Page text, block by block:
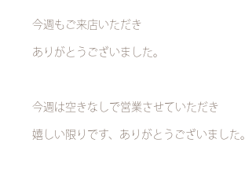
今週もご来店いただき
ありがとうございました。
今週は空きなしで営業させていただき
嬉しい限りです、ありがとうございました。